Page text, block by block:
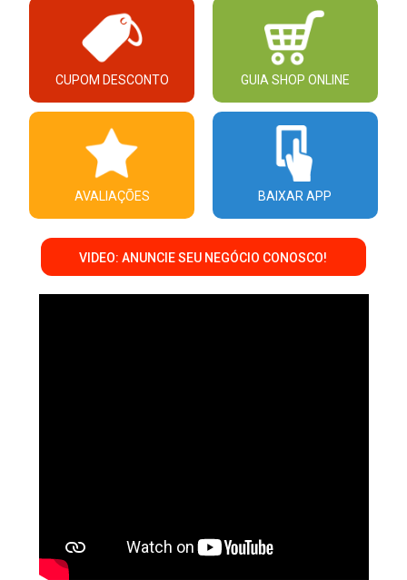
CUPOM DESCONTO GUIA SHOP ONLINE
AVALIAÇÕES BAIXAR APP
VIDEO: ANUNCIE SEU NEGÓCIO CONOSCO!